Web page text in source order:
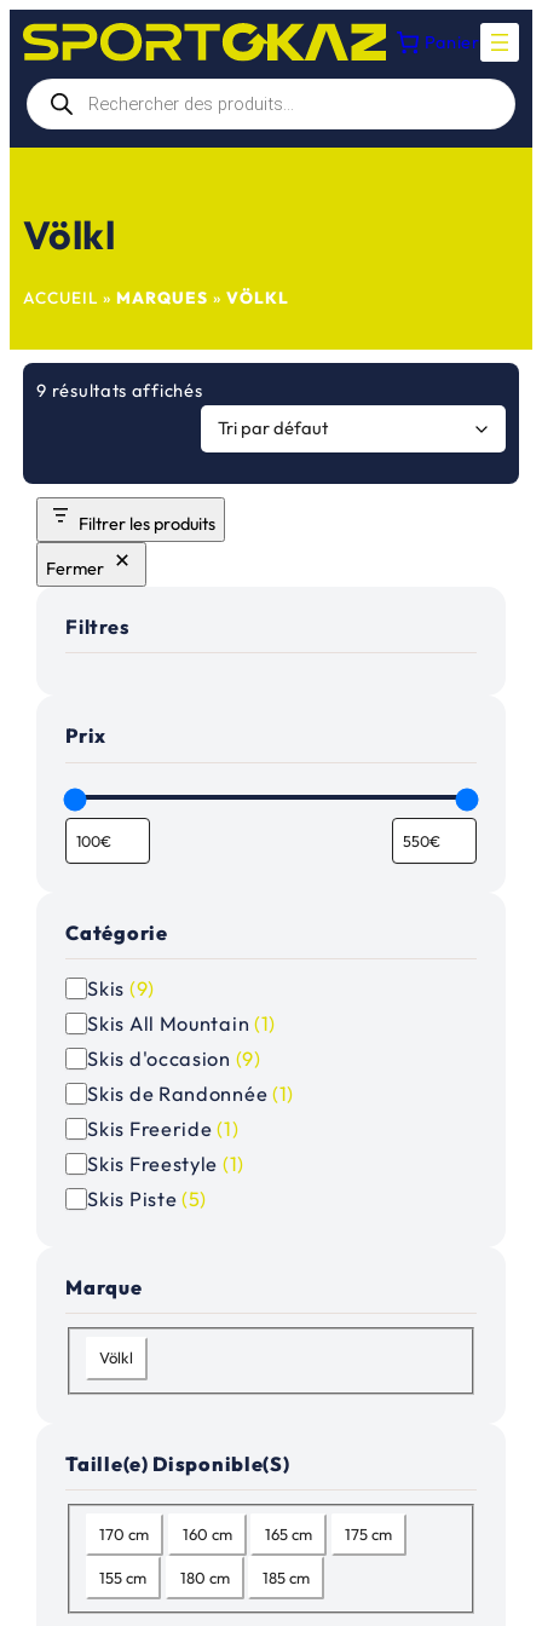
Aller
au
contenu
Panier
Recherche
de
produits
Völkl
ACCUEIL » MARQUES » VÖLKL
9 résultats affichés
Filtrer les produits
Fermer
Filtres
Prix
Catégorie
C
a
t
é
g
o
r
i
Skis (9)
Skis All Mountain (1)
Skis d'occasion (9)
Skis de Randonnée (1)
Skis Freeride(1)
Skis Freestyle (1)
Skis Piste(5)
Marque
M
a
u
e
Völkl
Taille(e) Disponible(S)
a
170 cm 160 cm 165 cm 175 cm
155 cm 180 cm 185 cm